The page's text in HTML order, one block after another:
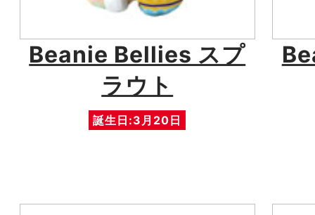
Beanie Bellies スプ
ラウト
誕生日:3月20日